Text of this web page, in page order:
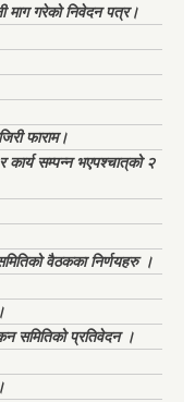
माग गरेको निवेदन पत्र।
फाराम।
कार्य सम्पन्न भएपश्चात्‌को २
वैठकका निर्णयहरु ।
समितिको प्रतिवेदन ।